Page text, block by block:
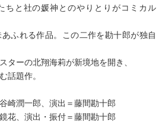
ちと社の媛神とのやりとりがコミカル
ふれる作品。この二作を勘十郎が独自
ターの北翔海莉が新境地を開き、
話題作。
崎潤一郎、演出＝藤間勘十郎
花、演出・振付＝藤間勘十郎